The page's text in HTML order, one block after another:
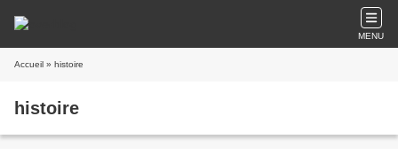
MENU
Accueil » histoire
histoire